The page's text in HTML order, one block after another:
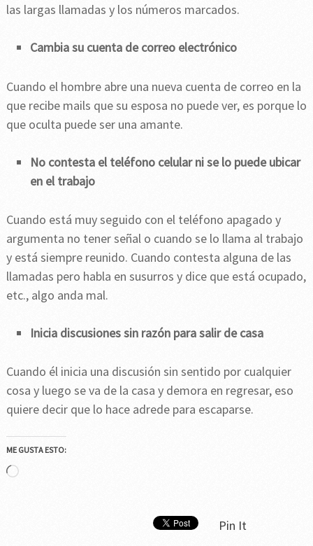
las largas llamadas y los números marcados.
Cambia su cuenta de correo electrónico
Cuando el hombre abre una nueva cuenta de correo en la
que recibe mails que su esposa no puede ver, es porque lo
que oculta puede ser una amante.
No contesta el teléfono celular ni se lo puede ubicar
en el trabajo
Cuando está muy seguido con el teléfono apagado y
argumenta no tener señal o cuando se lo llama al trabajo
y está siempre reunido. Cuando contesta alguna de las
llamadas pero habla en susurros y dice que está ocupado,
etc., algo anda mal.
Inicia discusiones sin razón para salir de casa
Cuando él inicia una discusión sin sentido por cualquier
cosa y luego se va de la casa y demora en regresar, eso
quiere decir que lo hace adrede para escaparse.
ME GUSTA ESTO:
Cargando...
Pin It